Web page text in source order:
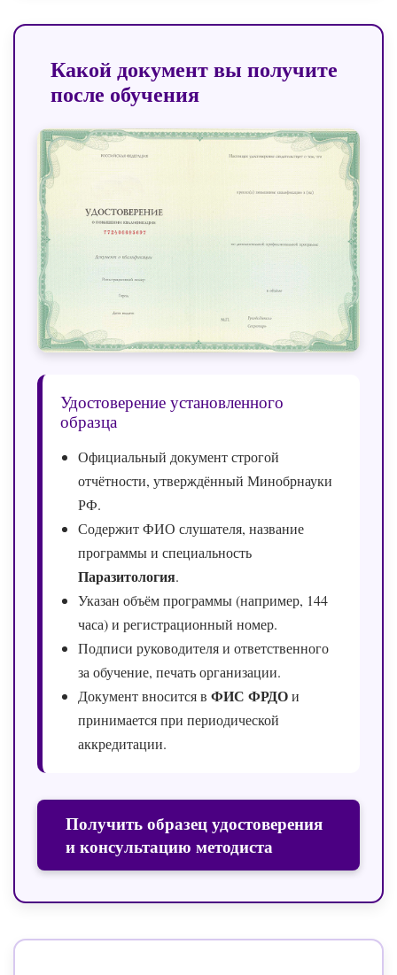
Какой документ вы получите
после обучения
Удостоверение установленного
образца
Официальный документ строгой
отчётности, утверждённый Минобрнауки
РФ.
Содержит ФИО слушателя, название
программы и специальность
Паразитология.
Указан объём программы (например, 144
часа) и регистрационный номер.
Подписи руководителя и ответственного
за обучение, печать организации.
Документ вносится в ФИС ФРДОи
принимается при периодической
аккредитации.
Получить образец удостоверения
и консультацию методиста